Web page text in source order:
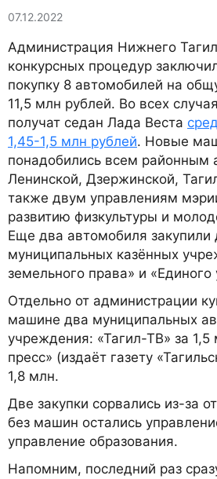
07.12.2022
Администрация Нижнего
конкурсных процедур
покупку 8 автомобилей на
11,5 млн рублей. Во всех
получат седан Лада Веста
1,45-1,5 млн рублей. Новые
понадобились всем районным
Ленинской, Дзержинской,
также двум управлениям
развитию физкультуры и
Еще два автомобиля закупили
муниципальных казённых
земельного права» и «Единого
Отдельно от администрации
машине два муниципальных
учреждения: «Тагил-ТВ» за 1,5
пресс» (издаёт газету
1,8 млн.
Две закупки сорвались из-за
без машин остались
управление образования.
Напомним, последний раз